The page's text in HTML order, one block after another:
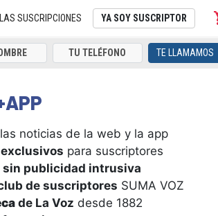
SUSCRIPCIONES YA SOY SUSCRIPTOR
TE LLAMAMOS
noticias de la web y la app
para suscriptores
sin publicidad intrusiva
de suscriptores SUMA VOZ
de La Voz desde 1882